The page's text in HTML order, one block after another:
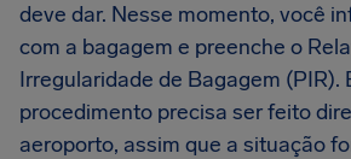
deve dar. Nesse momento, você
com a bagagem e preenche o
Irregularidade de Bagagem (PIR).
procedimento precisa ser feito
aeroporto, assim que a situação